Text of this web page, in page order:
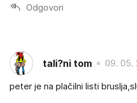
Odgovori
tali?ni tom 09. 05.
peter je na plačilni listi